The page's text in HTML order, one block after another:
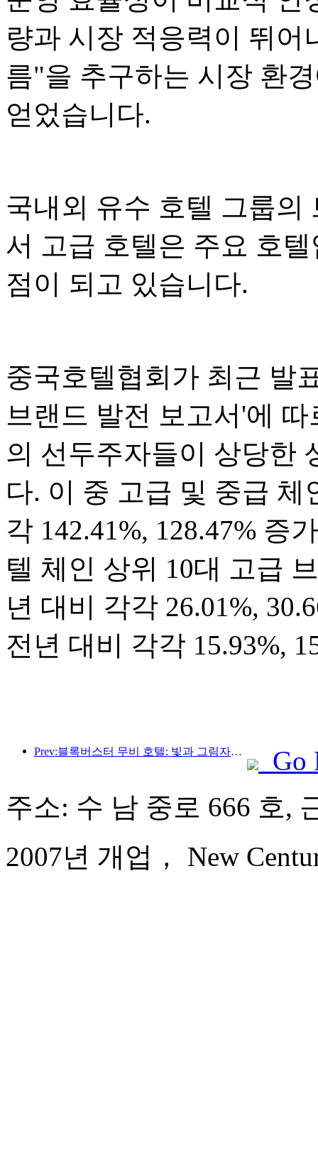
량과 시장 적응력이 뛰
름"을 추구하는 시장 환
얻었습니다.
국내외 유수 호텔 그룹의
서 고급 호텔은 주요 호
점이 되고 있습니다.
중국호텔협회가 최근 발
브랜드 발전 보고서'에
의 선두주자들이 상당한
다. 이 중 고급 및 중급 체
각 142.41%, 128.47% 증
텔 체인 상위 10대 고급
년 대비 각각 26.01%,
전년 대비 각각 15.93%,
Prev:블록버스터 무비 호텔: 빛과 그림자의 여정에 푹 빠진 블록버스터 무비 호텔은 새로운 여행 경험을 정의합니다.
Go
주소: 수 남 중로 666 호,
2007년 개업， New